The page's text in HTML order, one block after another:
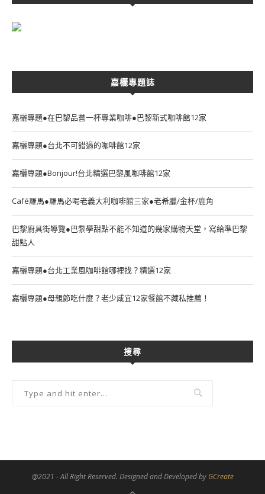
嘉欐專題誌
嘉欐專題●在巴黎品嘗一杯專業咖啡●巴黎新式咖啡館12家
嘉欐專題●台北不可錯過的咖啡館12家
嘉欐專題●Bonjour!台北精選巴黎風咖啡館12家
Café羅馬●羅馬必喝老義大利咖啡館三家●老希臘/金杯/鹿角
巴黎廚具街導覽●巴黎學甜點不能不知道的幾家購物天堂，寫給準巴黎
甜點人
嘉欐專題●台北工業風咖啡館哪裡找？精選12家
嘉欐專題●母親節吃什麼？老少咸宜12家餐館不藏私推薦！
搜尋
@2021 - All Right Reserved. Designed and Developed by GCreate